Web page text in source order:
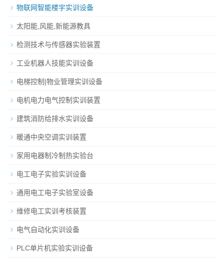
物联网智能楼宇实训设备
太阳能,风能,新能源教具
检测技术与传感器实验装置
工业机器人技能实训设备
电梯控制|物业管理实训设备
电机电力电气控制实训装置
建筑消防给排水实训设备
暖通中央空调实训装置
家用电器制冷制热实验台
电工电子实验实训设备
通用电工电子实验室设备
维修电工实训考核装置
电气自动化实训设备
PLC单片机实验实训设备